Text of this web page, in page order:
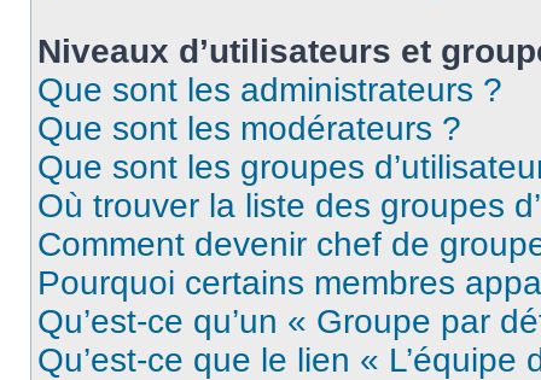
Niveaux d’utilisateurs et
Que sont les administrateurs ?
Que sont les modérateurs ?
Que sont les groupes
Où trouver la liste des groupes
Comment devenir chef de
Pourquoi certains membres
Qu’est-ce qu’un « Groupe par
Qu’est-ce que le lien « L’équipe